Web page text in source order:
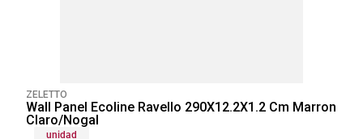
ZELETTO
Wall Panel Ecoline Ravello 290X12.2X1.2 Cm Marron
Claro/Nogal
unidad